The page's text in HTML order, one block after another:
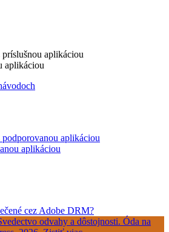
aplikáciou
aplikáciou
podporovanou aplikáciou
aplikáciou
cez Adobe DRM?